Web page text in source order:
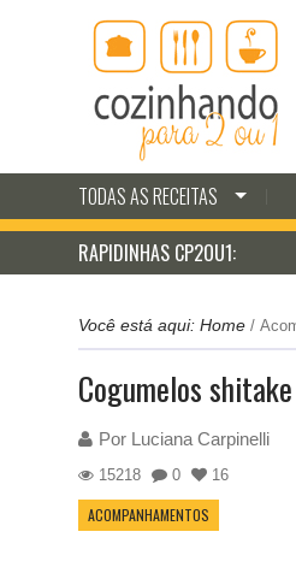
TODAS AS RECEITAS
RAPIDINHAS CP2OU1:
Jantar pá-pum:
Você está aqui: Home /
Cogumelos
Por Luciana Carpinelli
15218 0 16
ACOMPANHAMENTOS